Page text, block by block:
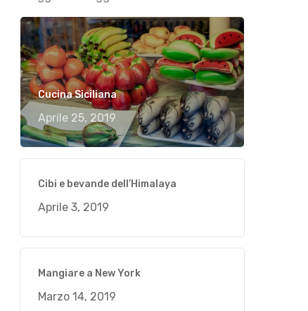
Cucina Siciliana
Aprile 25, 2019
Cibi e bevande dell’Himalaya
Aprile 3, 2019
Mangiare a New York
Marzo 14, 2019